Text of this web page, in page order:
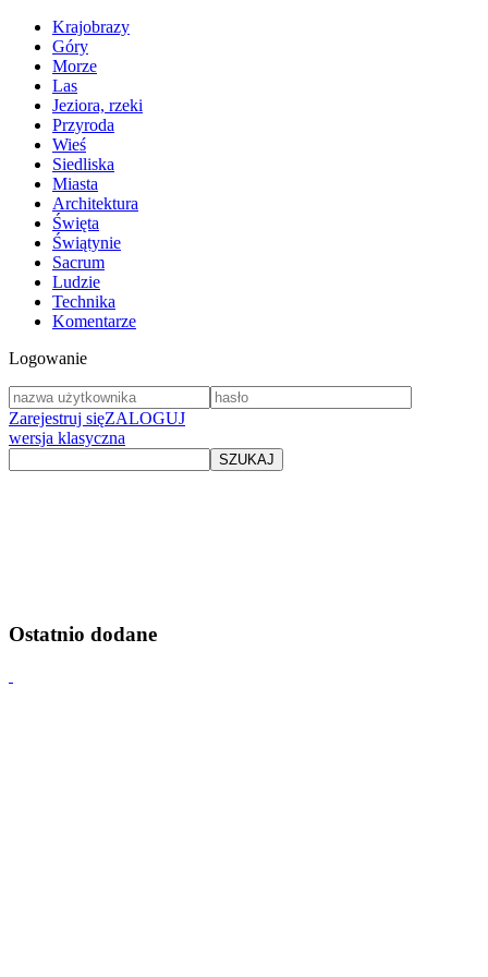
Krajobrazy
Góry
Morze
Las
Jeziora, rzeki
Przyroda
Wieś
Siedliska
Miasta
Architektura
Święta
Świątynie
Sacrum
Ludzie
Technika
Komentarze
Logowanie
Zarejestruj sięZALOGUJ
wersja klasyczna
Ostatnio dodane